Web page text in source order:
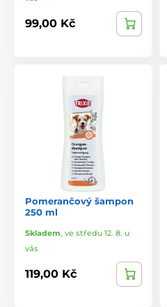
99,00 Kč
Pomerančový šampon
250 ml
Skladem, ve středu 12. 8. u
vás
119,00 Kč